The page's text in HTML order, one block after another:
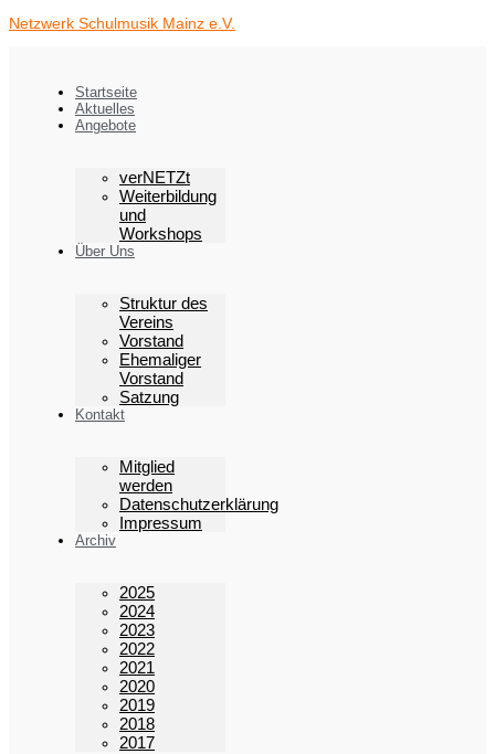
Inhalt
Netzwerk Schulmusik Mainz e.V.
Startseite
Aktuelles
Angebote
verNETZt
Weiterbildung
und
Workshops
Über Uns
Struktur des
Vereins
Vorstand
Ehemaliger
Vorstand
Satzung
Kontakt
Mitglied
werden
Datenschutzerklärung
Impressum
Archiv
2025
2024
2023
2022
2021
2020
2019
2018
2017